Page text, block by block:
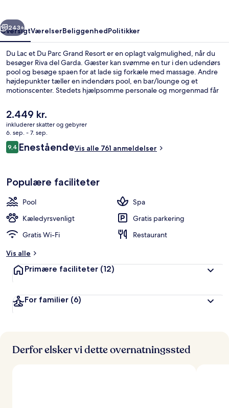
Resort
Næste
243+
OversigtVærelserBeliggenhedPolitikker
Du Lac et Du Parc Grand Resort er en oplagt valgmulighed, når du
besøger Riva del Garda. Gæster kan svømme en tur i den udendørs
pool og besøge spaen for at lade sig forkæle med massage. Andre
højdepunkter tæller en indendørs pool, en bar/lounge og et
motionscenter. Stedets hjælpsomme personale og morgenmad får
Den
nuværende
pris
er
2.449 kr.
2.449 kr.
inkluderer skatter og gebyrer
6. sep. - 7. sep.
Anmeldelser
9,49,4 ud af 10.
EneståendeVis alle 761 anmeldelser
Populære faciliteter
Pool
Spa
Kæledyrsvenligt
Gratis parkering
Gratis Wi-Fi
Restaurant
Vis alle
Primære faciliteter (12)
For familier (6)
Derfor elsker vi dette overnatningssted